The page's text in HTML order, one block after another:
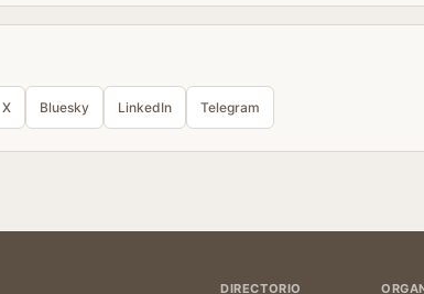
X Bluesky LinkedIn Telegram
DIRECTORIO